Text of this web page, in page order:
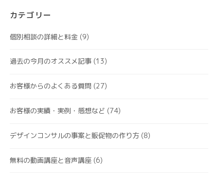
カテゴリー
個別相談の詳細と料金 (9)
過去の今月のオススメ記事 (13)
お客様からのよくある質問 (27)
お客様の実績・実例・感想など (74)
デザインコンサルの事案と販促物の作り方 (8)
無料の動画講座と音声講座 (6)